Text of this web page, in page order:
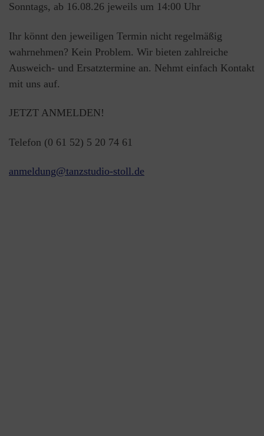
Sonntags, ab 16.08.26 jeweils um 14:00 Uhr
Ihr könnt den jeweiligen Termin nicht regelmäßig
wahrnehmen? Kein Problem. Wir bieten zahlreiche
Ausweich- und Ersatztermine an. Nehmt einfach Kontakt
mit uns auf.
JETZT ANMELDEN!
Telefon (0 61 52) 5 20 74 61
anmeldung@tanzstudio-stoll.de